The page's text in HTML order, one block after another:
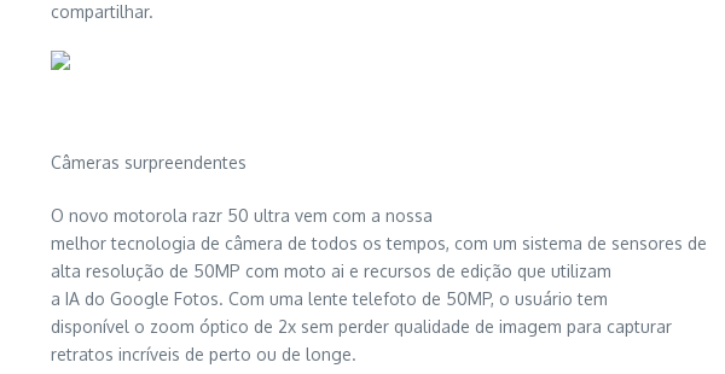
compartilhar.
Câmeras surpreendentes
O novo motorola razr 50 ultra vem com a nossa
melhor tecnologia de câmera de todos os tempos, com um sistema de sensores de
alta resolução de 50MP com moto ai e recursos de edição que utilizam
a IA do Google Fotos. Com uma lente telefoto de 50MP, o usuário tem
disponível o zoom óptico de 2x sem perder qualidade de imagem para capturar
retratos incríveis de perto ou de longe.